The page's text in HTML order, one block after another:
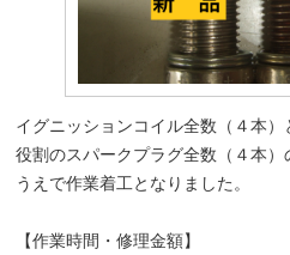
イグニッションコイル全数（４本
役割のスパークプラグ全数（４本
うえで作業着工となりました。
【作業時間・修理金額】